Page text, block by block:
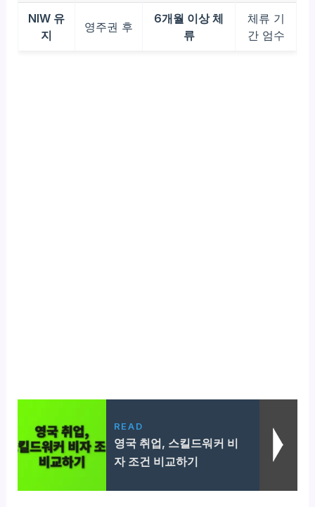
NIW 유
지
영주권 후
6개월 이상 체
류
체류 기
간 엄수
READ
영국 취업, 스킬드워커 비
자 조건 비교하기